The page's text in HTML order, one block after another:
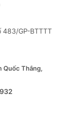
483/GP-BTTTT
Quốc Thắng,